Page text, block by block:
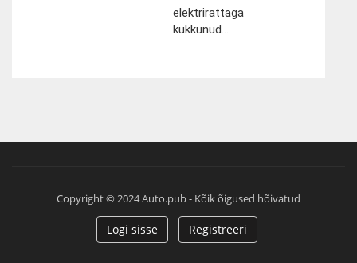
elektrirattaga
kukkunud...
Copyright © 2024 Auto.pub - Kõik õigused hõivatud
Logi sisse Registreeri